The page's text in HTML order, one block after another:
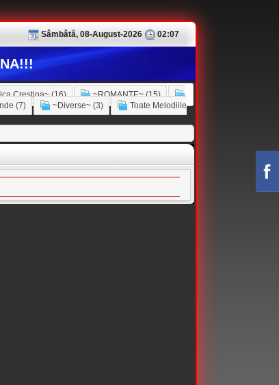
Sâmbâtă, 08-August-2026 02:07
Crestina~ (16)
~ROMANTE~ (15)
(7) ~Diverse~ (3)
Toate Melodiile